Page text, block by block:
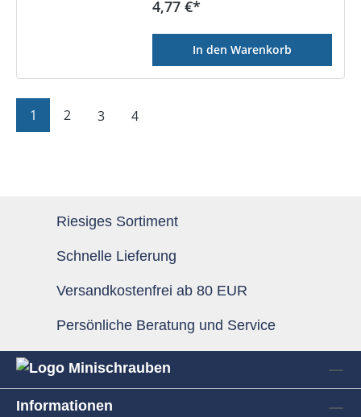
Regulärer Preis:
4,77 €*
In den Warenkorb
Seite
1 Seite
2 Seite
3 Seite
4
Riesiges Sortiment
Schnelle Lieferung
Versandkostenfrei ab 80 EUR
Persönliche Beratung und Service
Informationen